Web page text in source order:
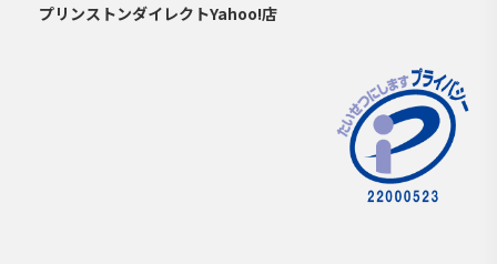
プリンストンダイレクトYahoo!店